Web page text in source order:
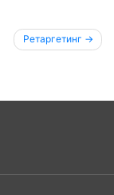
Ретаргетинг